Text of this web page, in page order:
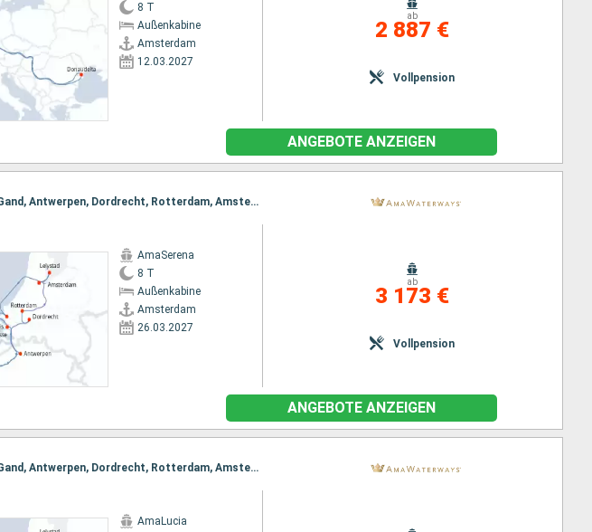
8 T
Außenkabine
Amsterdam
12.03.2027
ab
2 887 €
Vollpension
ANGEBOTE ANZEIGEN
Reiseroute : Amsterdam, Lelystad, Hellevoetsluis, Bruinisse, Gand, Antwerpen, Dordrecht, Rotterdam, Amsterdam
AmaSerena
8 T
Außenkabine
Amsterdam
26.03.2027
ab
3 173 €
Vollpension
ANGEBOTE ANZEIGEN
Reiseroute : Amsterdam, Lelystad, Hellevoetsluis, Bruinisse, Gand, Antwerpen, Dordrecht, Rotterdam, Amsterdam
AmaLucia